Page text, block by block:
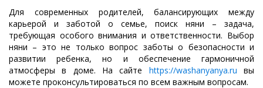
Для современных родителей, балансирующих между
карьерой и заботой о семье, поиск няни – задача,
требующая особого внимания и ответственности. Выбор
няни – это не только вопрос заботы о безопасности и
развитии ребенка, но и обеспечение гармоничной
атмосферы в доме. На сайте https://washanyanya.ru вы
можете проконсультироваться по всем важным вопросам.